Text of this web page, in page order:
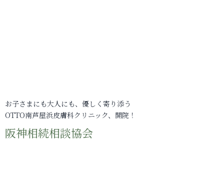
お子さまにも大人にも、優しく寄り添う
OTTO南芦屋浜皮膚科クリニック、開院！
阪神相続相談協会